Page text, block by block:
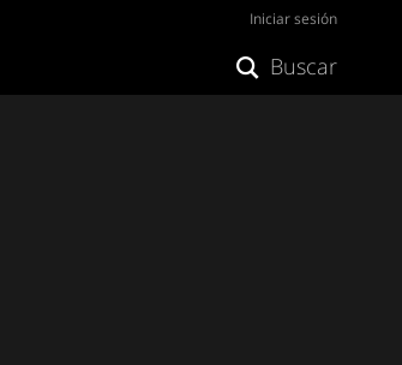
Iniciar sesión
Buscar